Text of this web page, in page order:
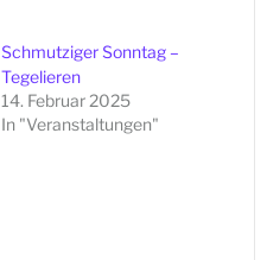
Schmutziger Sonntag –
Tegelieren
14. Februar 2025
In "Veranstaltungen"